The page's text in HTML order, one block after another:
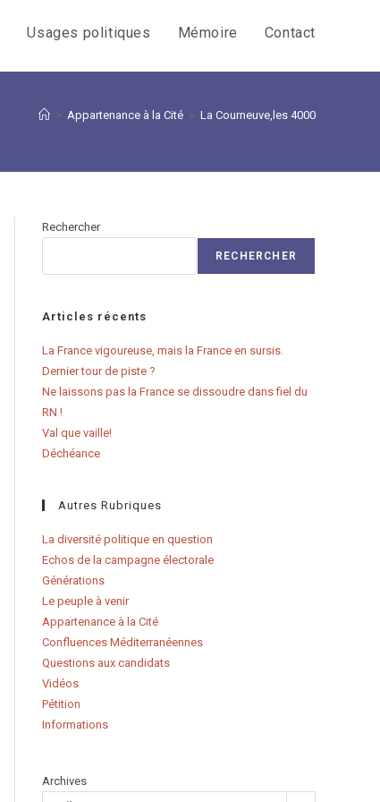
Usages politiques Mémoire Contact
> Appartenance à la Cité > La Courneuve,les 4000
Rechercher
RECHERCHER
Articles récents
La France vigoureuse, mais la France en sursis.
Dernier tour de piste ?
Ne laissons pas la France se dissoudre dans fiel du
RN !
Val que vaille!
Déchéance
Autres Rubriques
La diversité politique en question
Echos de la campagne électorale
Générations
Le peuple à venir
Appartenance à la Cité
Confluences Méditerranéennes
Questions aux candidats
Vidéos
Pétition
Informations
Archives